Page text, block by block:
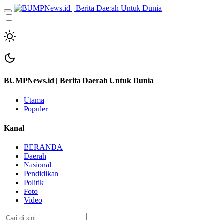
BUMPNews.id | Berita Daerah Untuk Dunia
Utama
Populer
Kanal
BERANDA
Daerah
Nasional
Pendidikan
Politik
Foto
Video